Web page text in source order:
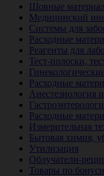
Шовные
Медицинский
Системы для
Расходные
Реагенты для
Тест-полоски,
Расходные
Анестезиология
Расходные
Измерительная
Бытовая химия,
Утилизация
Облучатели-
Товары по